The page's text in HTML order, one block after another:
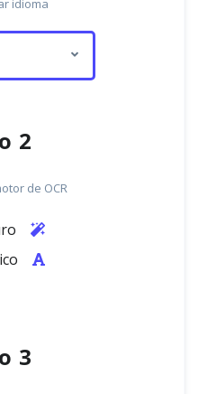
idioma
2
de OCR
3